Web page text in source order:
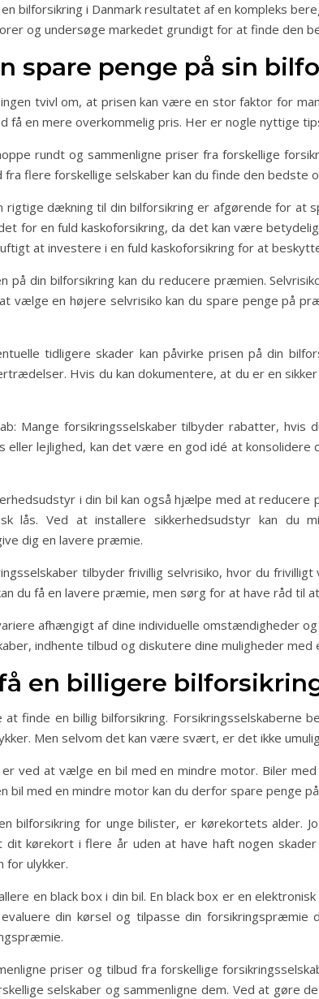
bilforsikring i Danmark resultatet af en kompleks
og undersøge markedet grundigt for at finde den
spare penge på sin
tvivl om, at prisen kan være en stor faktor for
få en mere overkommelig pris. Her er nogle nyttige
rundt og sammenligne priser fra forskellige
flere forskellige selskaber kan du finde den bedste
dækning til din bilforsikring er afgørende for at
for en fuld kaskoforsikring, da det kan være
at investere i en fuld kaskoforsikring for at
på din bilforsikring kan du reducere præmien.
vælge en højere selvrisiko kan du spare penge på
tidligere skader kan påvirke prisen på din
Hvis du kan dokumentere, at du er en
Mange forsikringsselskaber tilbyder rabatter,
eller lejlighed, kan det være en god idé at
i din bil kan også hjælpe med at
lås. Ved at installere sikkerhedsudstyr kan du
dig en lavere præmie.
tilbyder frivillig selvrisiko, hvor du
du få en lavere præmie, men sørg for at have råd til
afhængigt af dine individuelle omstændigheder
indhente tilbud og diskutere dine muligheder
en billigere
finde en billig bilforsikring. Forsikringsselskaberne
Men selvom det kan være svært, er det ikke
er ved at vælge en bil med en mindre motor. Biler
bil med en mindre motor kan du derfor spare penge
bilforsikring for unge bilister, er kørekortets alder.
kørekort i flere år uden at have haft nogen
for ulykker.
en black box i din bil. En black box er en
evaluere din kørsel og tilpasse din
priser og tilbud fra forskellige
selskaber og sammenligne dem. Ved at gøre